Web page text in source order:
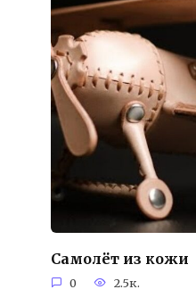
Самолёт из кожи
0 2.5к.